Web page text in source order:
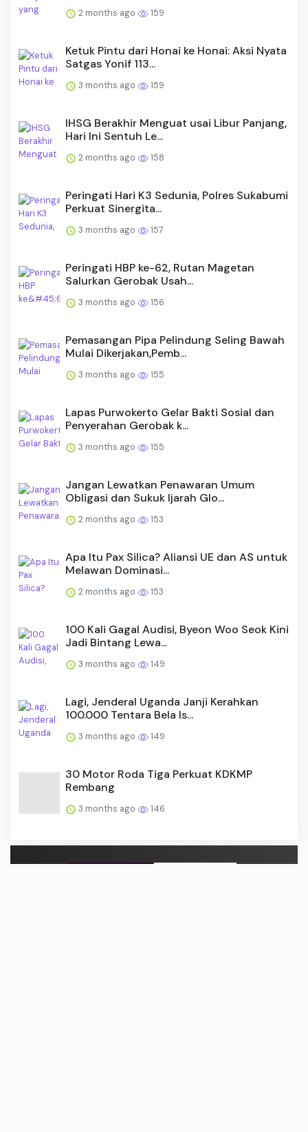
2 months ago 159
Ketuk Pintu dari Honai ke Honai: Aksi Nyata
Satgas Yonif 113...
3 months ago 159
IHSG Berakhir Menguat usai Libur Panjang,
Hari Ini Sentuh Le...
2 months ago 158
Peringati Hari K3 Sedunia, Polres Sukabumi
Perkuat Sinergita...
3 months ago 157
Peringati HBP ke-62, Rutan Magetan
Salurkan Gerobak Usah...
3 months ago 156
Pemasangan Pipa Pelindung Seling Bawah
Mulai Dikerjakan,Pemb...
3 months ago 155
Lapas Purwokerto Gelar Bakti Sosial dan
Penyerahan Gerobak k...
3 months ago 155
Jangan Lewatkan Penawaran Umum
Obligasi dan Sukuk Ijarah Glo...
2 months ago 153
Apa Itu Pax Silica? Aliansi UE dan AS untuk
Melawan Dominasi...
2 months ago 153
100 Kali Gagal Audisi, Byeon Woo Seok Kini
Jadi Bintang Lewa...
3 months ago 149
Lagi, Jenderal Uganda Janji Kerahkan
100.000 Tentara Bela Is...
3 months ago 149
30 Motor Roda Tiga Perkuat KDKMP
Rembang
3 months ago 146